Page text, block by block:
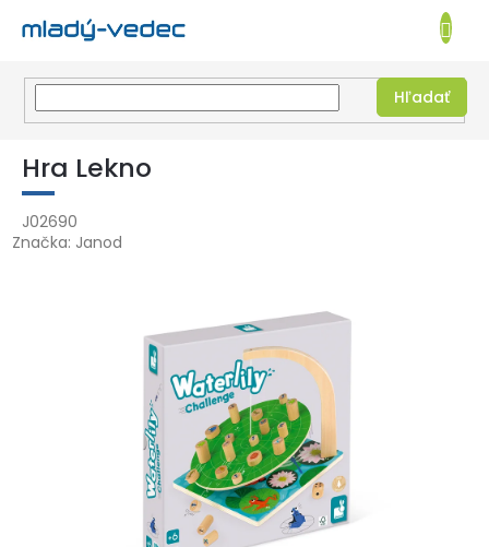
Prejsť
obsah
EUR
Hľadať
KOŠÍK
Hra Lekno
J02690
Značka: Janod